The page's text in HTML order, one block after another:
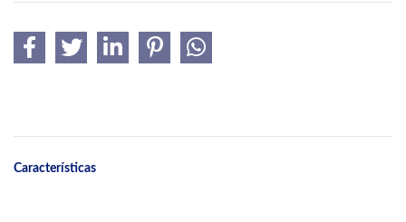
Características